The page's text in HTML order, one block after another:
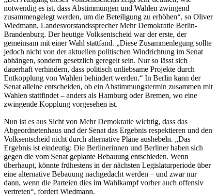
notwendig es ist, dass Abstimmungen und Wahlen zwingend
zusammengelegt werden, um die Beteiligung zu erhöhen“, so Oliver
Wiedmann, Landesvorstandssprecher Mehr Demokratie Berlin-
Brandenburg. Der heutige Volksentscheid war der erste, der
gemeinsam mit einer Wahl stattfand. „Diese Zusammenlegung sollte
jedoch nicht von der aktuellen politischen Windrichtung im Senat
abhängen, sondern gesetzlich geregelt sein. Nur so lässt sich
dauerhaft verhindern, dass politisch unliebsame Projekte durch
Entkopplung von Wahlen behindert werden.“ In Berlin kann der
Senat alleine entscheiden, ob ein Abstimmungstermin zusammen mit
Wahlen stattfindet – anders als Hamburg oder Bremen, wo eine
zwingende Kopplung vorgesehen ist.
Nun ist es aus Sicht von Mehr Demokratie wichtig, dass das
Abgeordnetenhaus und der Senat das Ergebnis respektieren und den
Volksentscheid nicht durch alternative Pläne aushebeln. „Das
Ergebnis ist eindeutig: Die Berlinerinnen und Berliner haben sich
gegen die vom Senat geplante Bebauung entschieden. Wenn
überhaupt, könnte frühestens in der nächsten Legislaturperiode über
eine alternative Bebauung nachgedacht werden – und zwar nur
dann, wenn die Parteien dies im Wahlkampf vorher auch offensiv
vertreten“, fordert Wiedmann.